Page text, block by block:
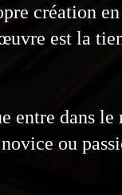
création
est la
entre dans
ou